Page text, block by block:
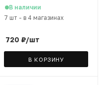
PROLAC+bioceamics
глянцевое, 12,5 мл
В наличии
7 шт - в 4 магазинах
720 ₽/шт
В КОРЗИНУ